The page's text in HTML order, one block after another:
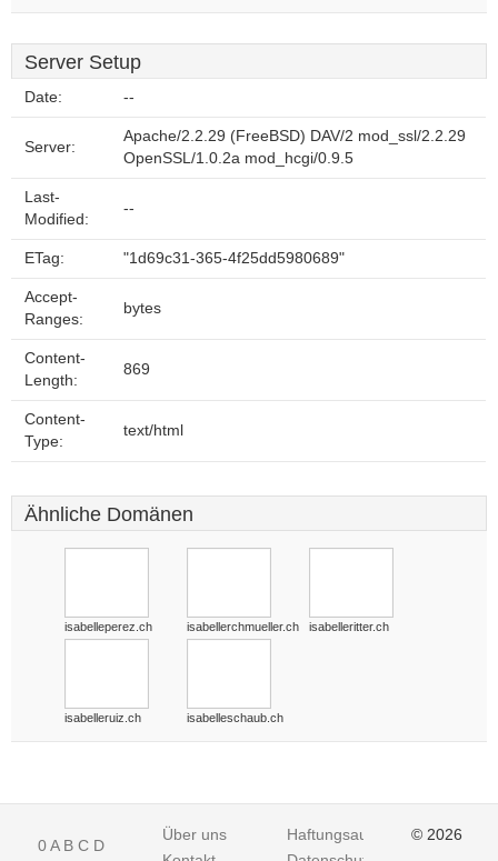
Server Setup
Date: --
Server:
Apache/2.2.29 (FreeBSD) DAV/2 mod_ssl/2.2.29
OpenSSL/1.0.2a mod_hcgi/0.9.5
Last-
Modified:
--
ETag: "1d69c31-365-4f25dd5980689"
Accept-
Ranges:
bytes
Content-
Length:
869
Content-
Type:
text/html
Ähnliche Domänen
isabelleperez.ch isabellerchmueller.ch isabelleritter.ch
isabelleruiz.ch isabelleschaub.ch
0A B C D
Über uns
Haftungsausschluss© 2026